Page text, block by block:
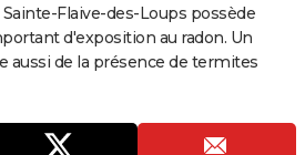
Flaive-des-Loups possède
d'exposition au radon. Un
aussi de la présence de termites